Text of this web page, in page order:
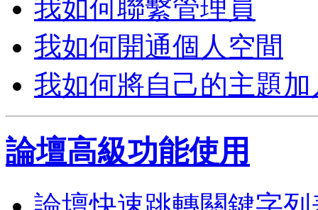
我如何聯繫管理員
我如何開通個人空間
我如何將自己的主題
論壇高級功能使用